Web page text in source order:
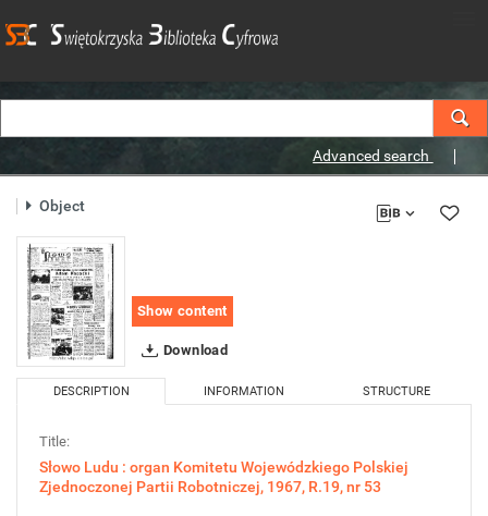
Advanced search
Object
Show content
Download
DESCRIPTION INFORMATION STRUCTURE
Title:
Słowo Ludu : organ Komitetu Wojewódzkiego Polskiej
Zjednoczonej Partii Robotniczej, 1967, R.19, nr 53